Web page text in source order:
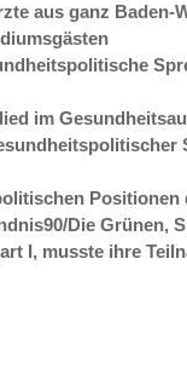
aus ganz Baden-
im
Positionen
Die Grünen,
I, musste ihre